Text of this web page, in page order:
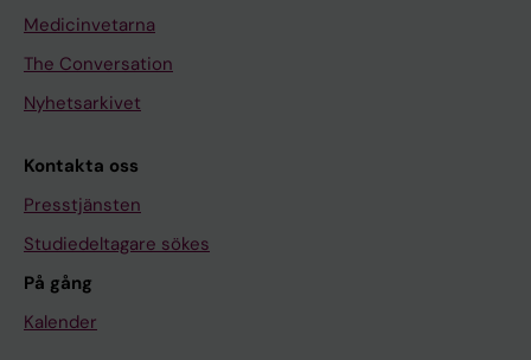
Medicinvetarna
The Conversation
Nyhetsarkivet
Kontakta oss
Presstjänsten
Studiedeltagare sökes
På gång
Kalender